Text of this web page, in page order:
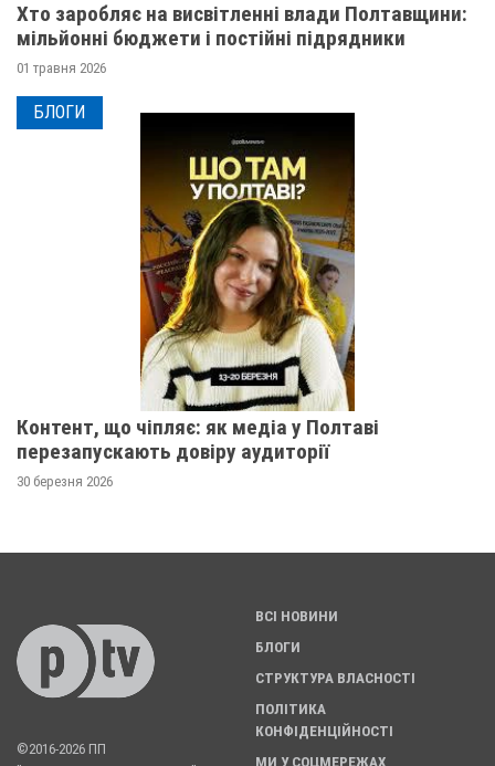
Хто заробляє на висвітленні влади Полтавщини:
мільйонні бюджети і постійні підрядники
01 травня 2026
БЛОГИ
Контент, що чіпляє: як медіа у Полтаві
перезапускають довіру аудиторії
30 березня 2026
©2016-2026 ПП
ВСІ НОВИНИ
БЛОГИ
СТРУКТУРА ВЛАСНОСТІ
ПОЛІТИКА
КОНФІДЕНЦІЙНОСТІ
МИ У СОЦМЕРЕЖАХ